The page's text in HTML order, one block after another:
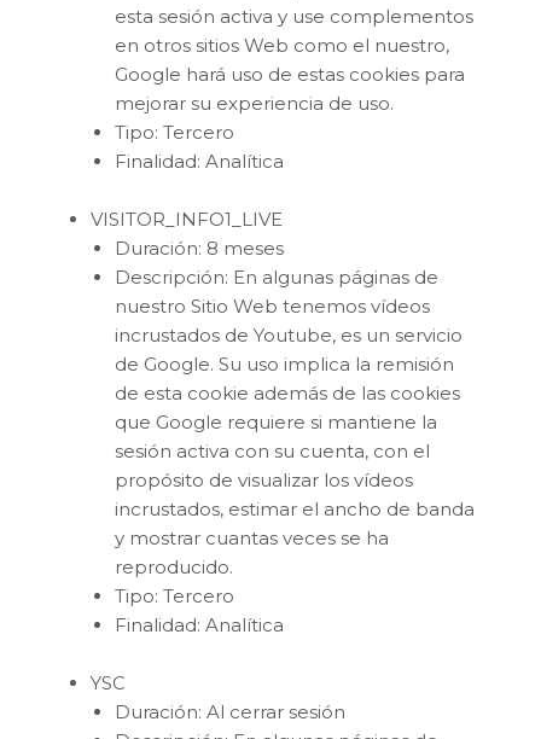
esta sesión activa y use complementos
en otros sitios Web como el nuestro,
Google hará uso de estas cookies para
mejorar su experiencia de uso.
Tipo: Tercero
Finalidad: Analítica
VISITOR_INFO1_LIVE
Duración: 8 meses
Descripción: En algunas páginas de
nuestro Sitio Web tenemos vídeos
incrustados de Youtube, es un servicio
de Google. Su uso implica la remisión
de esta cookie además de las cookies
que Google requiere si mantiene la
sesión activa con su cuenta, con el
propósito de visualizar los vídeos
incrustados, estimar el ancho de banda
y mostrar cuantas veces se ha
reproducido.
Tipo: Tercero
Finalidad: Analítica
YSC
Duración: Al cerrar sesión